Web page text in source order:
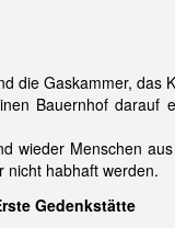
die Gaskammer,
Bauernhof
wieder Menschen
nicht habhaft werden.
Gedenkstätte